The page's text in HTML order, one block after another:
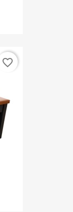
favorite_border